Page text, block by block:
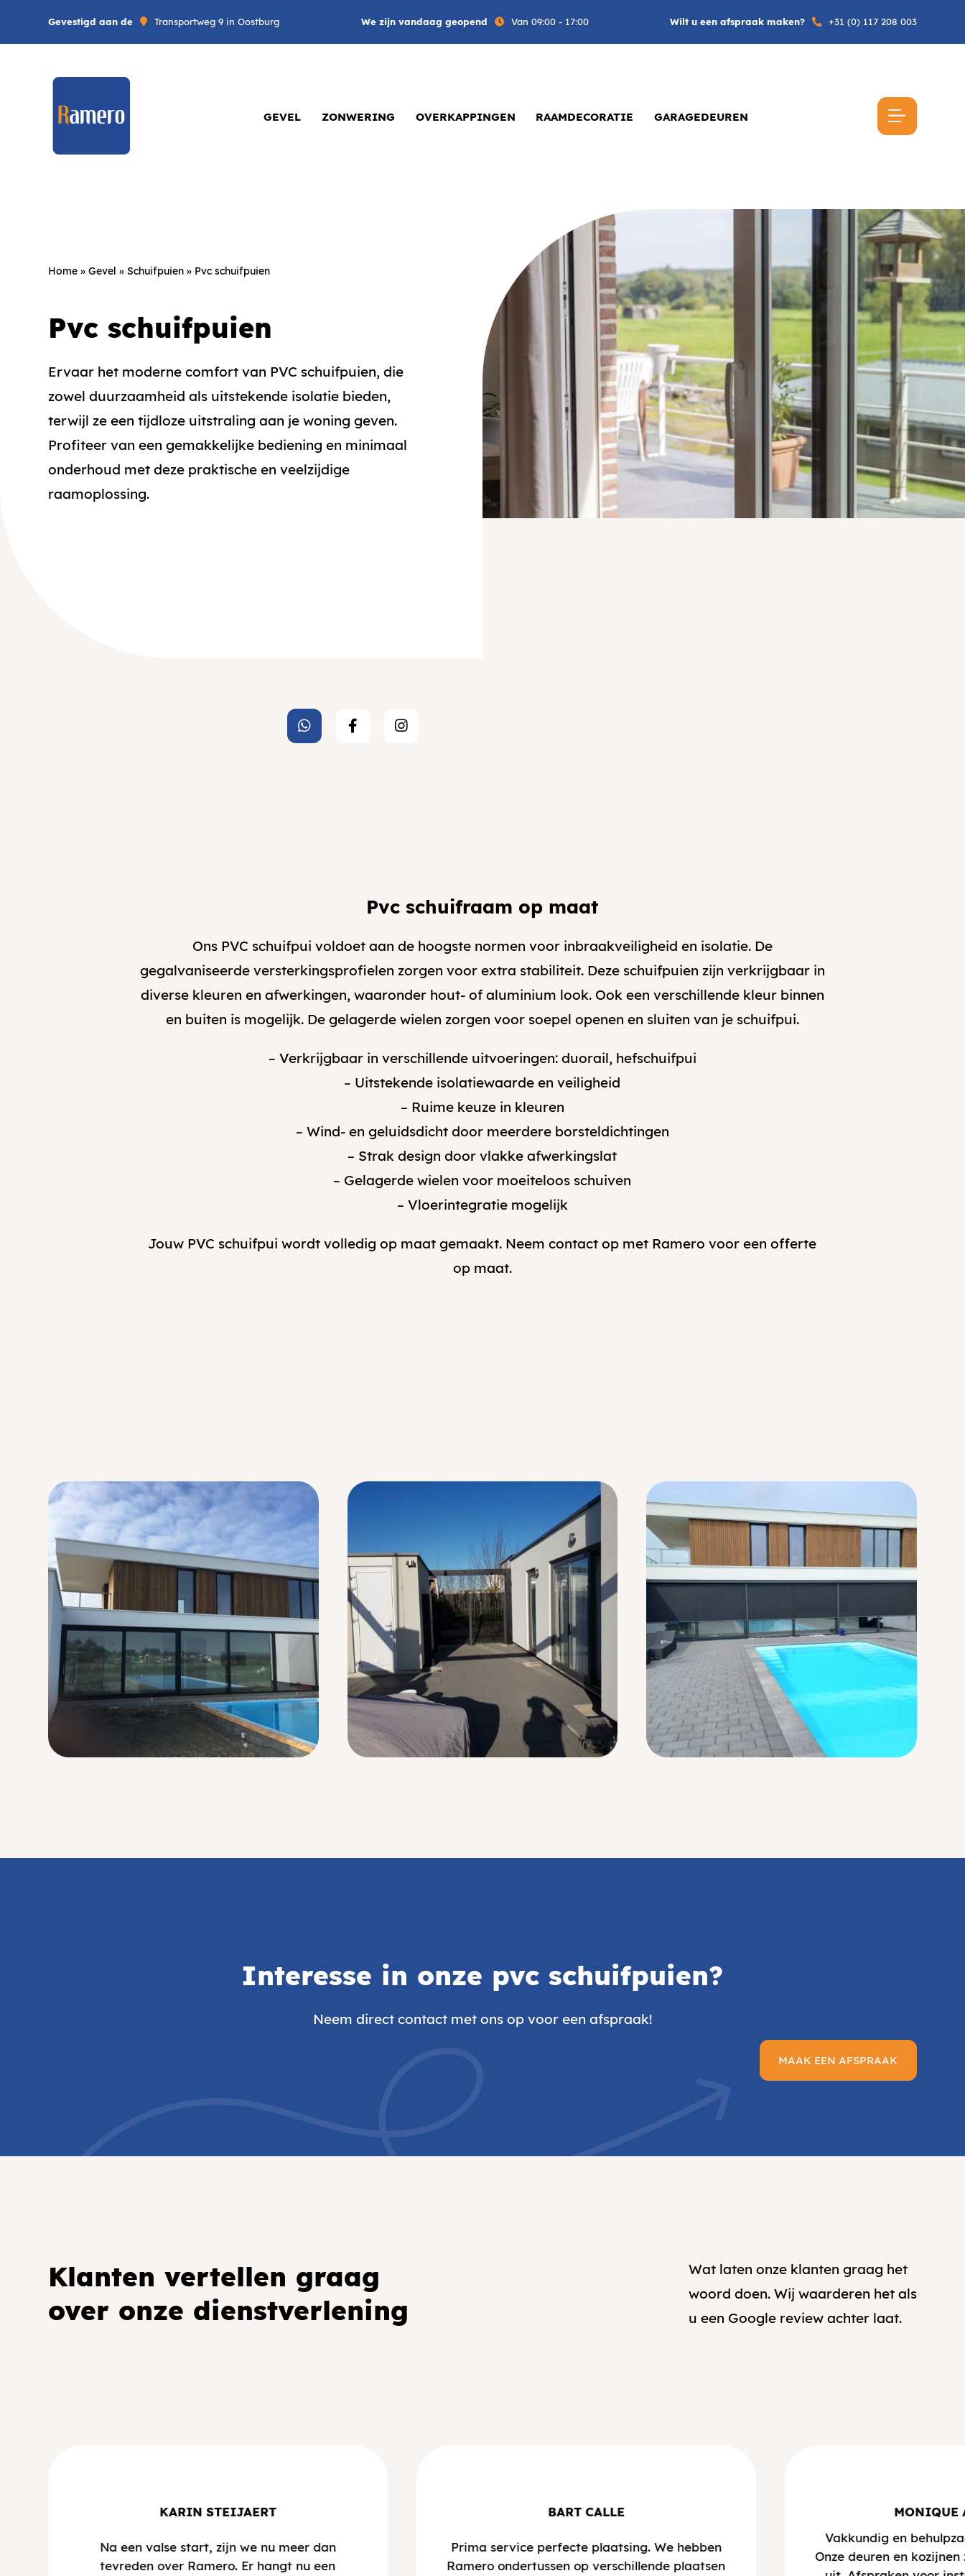
Gevestigd aan de Transportweg 9 in Oostburg We zijn vandaag geopend Van 09:00 - 17:00 Wilt u een afspraak maken? +31 (0) 117 208 003
GEVEL ZONWERING OVERKAPPINGEN RAAMDECORATIE GARAGEDEUREN
Home »Gevel » Schuifpuien » Pvc schuifpuien
Pvc schuifpuien
Ervaar het moderne comfort van PVC schuifpuien, die
zowel duurzaamheid als uitstekende isolatie bieden,
terwijl ze een tijdloze uitstraling aan je woning geven.
Profiteer van een gemakkelijke bediening en minimaal
onderhoud met deze praktische en veelzijdige
raamoplossing.
Pvc schuifraam op maat
Ons PVC schuifpui voldoet aan de hoogste normen voor inbraakveiligheid en isolatie. De
gegalvaniseerde versterkingsprofielen zorgen voor extra stabiliteit. Deze schuifpuien zijn verkrijgbaar in
diverse kleuren en afwerkingen, waaronder hout- of aluminium look. Ook een verschillende kleur binnen
en buiten is mogelijk. De gelagerde wielen zorgen voor soepel openen en sluiten van je schuifpui.
– Verkrijgbaar in verschillende uitvoeringen: duorail, hefschuifpui
– Uitstekende isolatiewaarde en veiligheid
– Ruime keuze in kleuren
– Wind- en geluidsdicht door meerdere borsteldichtingen
– Strak design door vlakke afwerkingslat
– Gelagerde wielen voor moeiteloos schuiven
– Vloerintegratie mogelijk
Jouw PVC schuifpui wordt volledig op maat gemaakt. Neem contact op met Ramero voor een offerte
op maat.
Interesse in onze pvc schuifpuien?
Neem direct contact met ons op voor een afspraak!
MAAK EEN AFSPRAAK
Klanten vertellen graag
over onze dienstverlening
Wat laten onze klanten graag het
woord doen. Wij waarderen het als
u een Google review achter laat.
KARIN STEIJAERT
Na een valse start, zijn we nu meer dan
tevreden over Ramero. Er hangt nu een
BART CALLE
Prima service perfecte plaatsing. We hebben
Ramero ondertussen op verschillende plaatsen
MONIQUE
Vakkundig en
Onze deuren en